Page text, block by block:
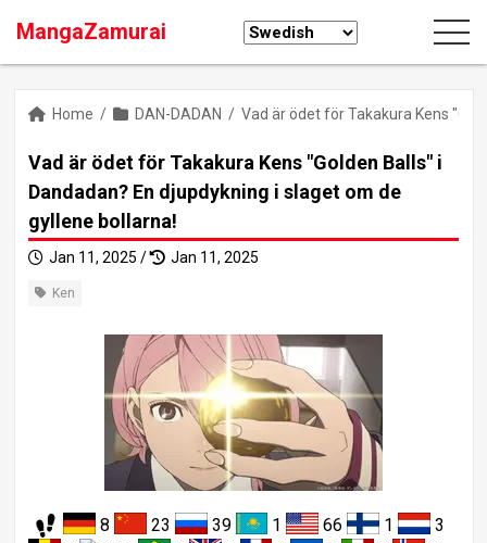
MangaZamurai
Home / DAN-DADAN / Vad är ödet för Takakura Kens
Vad är ödet för Takakura Kens "Golden Balls" i
Dandadan? En djupdykning i slaget om de
gyllene bollarna!
Jan 11, 2025 / Jan 11, 2025
Ken
8 23 39 1 66 1
3